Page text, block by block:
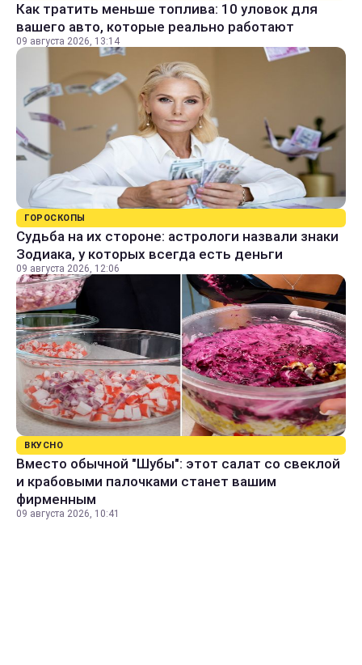
Как тратить меньше топлива: 10 уловок для
вашего авто, которые реально работают
09 августа 2026, 13:14
ГОРОСКОПЫ
Судьба на их стороне: астрологи назвали знаки
Зодиака, у которых всегда есть деньги
09 августа 2026, 12:06
ВКУСНО
Вместо обычной "Шубы": этот салат со свеклой
и крабовыми палочками станет вашим
фирменным
09 августа 2026, 10:41